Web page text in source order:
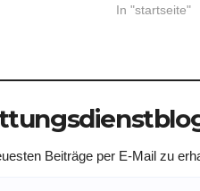
habt, habe ich
In "startseite"
Beiträge per E-Mail zu